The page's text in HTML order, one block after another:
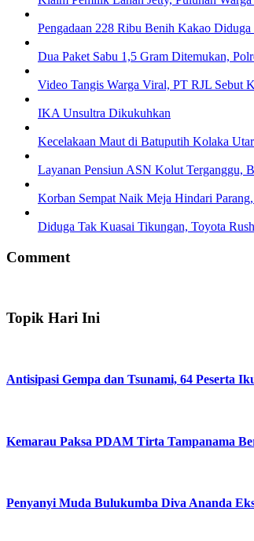
Pengadaan 228 Ribu Benih Kakao
Dua Paket Sabu 1,5 Gram Ditemukan,
Video Tangis Warga Viral, PT RJL Sebut
IKA Unsultra Dikukuhkan
Kecelakaan Maut di Batuputih Kolaka
Layanan Pensiun ASN Kolut Terganggu,
Korban Sempat Naik Meja Hindari
Diduga Tak Kuasai Tikungan, Toyota
Comment
Topik Hari Ini
Antisipasi Gempa dan Tsunami, 64 Peserta
Kemarau Paksa PDAM Tirta Tampanama
Penyanyi Muda Bulukumba Diva Ananda